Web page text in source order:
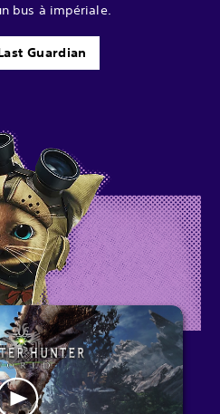
bus à impériale.
Guardian